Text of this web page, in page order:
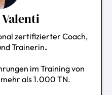
zertifizierter Coach,
Trainerin.
im Training von
als 1.000 TN.